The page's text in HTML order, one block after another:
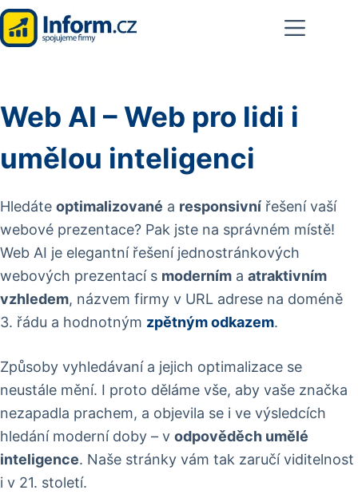
Skip
to
Web AI – Web pro lidi i
umělou inteligenci
Hledáte optimalizované a responsivní řešení vaší
webové prezentace? Pak jste na správném místě!
Web AI je elegantní řešení jednostránkových
webových prezentací s moderním a atraktivním
vzhledem, názvem firmy v URL adrese na doméně
3. řádu a hodnotným zpětným odkazem.
Způsoby vyhledávaní a jejich optimalizace se
neustále mění. I proto děláme vše, aby vaše značka
nezapadla prachem, a objevila se i ve výsledcích
hledání moderní doby – v odpověděch umělé
inteligence. Naše stránky vám tak zaručí viditelnost
i v 21. století.